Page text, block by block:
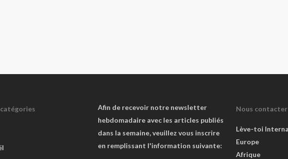
Afin de recevoir notre newsletter
hebdomadaire avec les articles publiés
dans la semaine, veuillez vous inscrire
en remplissant l'information suivante:
Nous contacter
Lève-toi
Europe
Afrique